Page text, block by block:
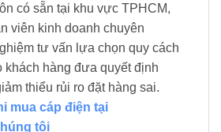
có sẵn tại khu vực TPHCM,
viên kinh doanh chuyên
tư vấn lựa chọn quy cách
khách hàng đưa quyết định
thiểu rủi ro đặt hàng sai.
mua cáp điện tại
tôi